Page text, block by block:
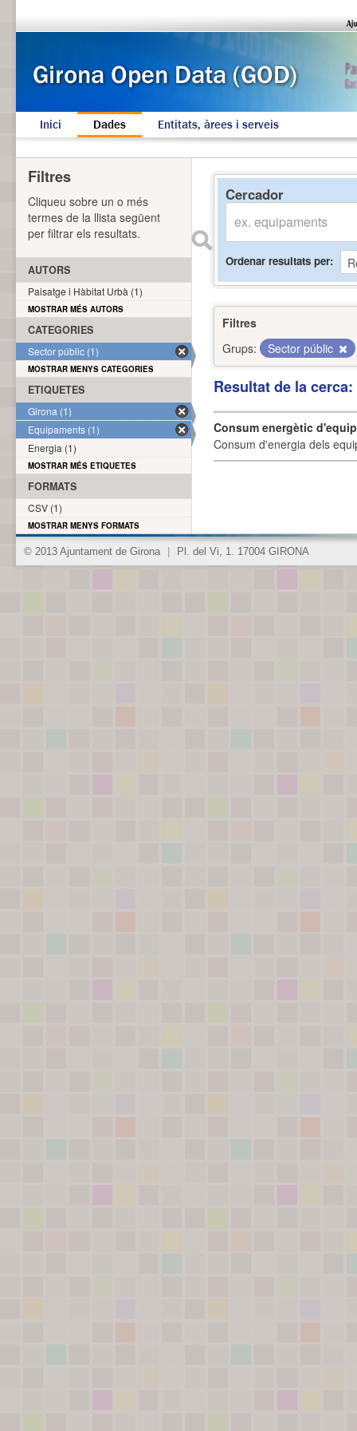
Inici Dades Entitats, àrees i serveis
Cercador
Ordenar resultats per
Filtres
Grups:
Sector públic
Resultat de la
Consum energètic
Consum d'energia dels
Filtres
Cliqueu sobre un o més
termes de la llista següent
per filtrar els resultats.
AUTORS
Paisatge i Hàbitat Urbà (1)
MOSTRAR MÉS AUTORS
CATEGORIES
Sector públic (1)
MOSTRAR MENYS CATEGORIES
ETIQUETES
Girona (1)
Equipaments (1)
Energia (1)
MOSTRAR MÉS ETIQUETES
FORMATS
CSV (1)
MOSTRAR MENYS FORMATS
© 2013 Ajuntament de Girona Pl. del Vi, 1. 17004 GIRONA